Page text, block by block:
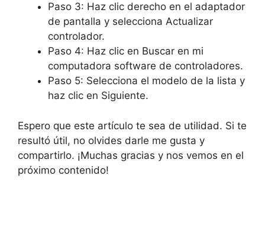
Paso 3: Haz clic derecho en el adaptador
de pantalla y selecciona Actualizar
controlador.
Paso 4: Haz clic en Buscar en mi
computadora software de controladores.
Paso 5: Selecciona el modelo de la lista y
haz clic en Siguiente.
Espero que este artículo te sea de utilidad. Si te
resultó útil, no olvides darle me gusta y
compartirlo. ¡Muchas gracias y nos vemos en el
próximo contenido!